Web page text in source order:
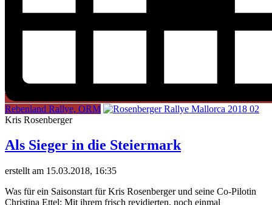
Rebenland Rallye, ORM
Kris Rosenberger
Als Sieger in die Steiermark
erstellt am 15.03.2018, 16:35
Was für ein Saisonstart für Kris Rosenberger und seine Co-Pilotin
Christina Ettel: Mit ihrem frisch revidierten, noch einmal